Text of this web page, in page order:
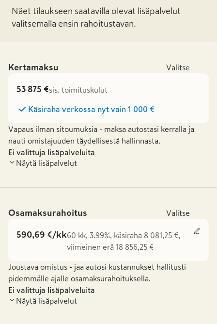
Näet tilaukseen saatavilla olevat lisäpalvelut
valitsemalla ensin rahoitustavan.
Kertamaksu Valitse
53 875 €sis. toimituskulut
Käsiraha verkossa nyt vain 1 000 €
Vapaus ilman sitoumuksia - maksa autostasi kerralla ja
nauti omistajuuden täydellisestä hallinnasta.
Ei valittuja lisäpalveluita
Näytä lisäpalvelut
Osamaksurahoitus Valitse
590,69 €/kk60 kk, 3.99%, käsiraha 8 081,25 €,
viimeinen erä 18 856,25 €
Joustava omistus - jaa autosi kustannukset hallitusti
pidemmälle ajalle osamaksurahoituksella.
Ei valittuja lisäpalveluita
Näytä lisäpalvelut